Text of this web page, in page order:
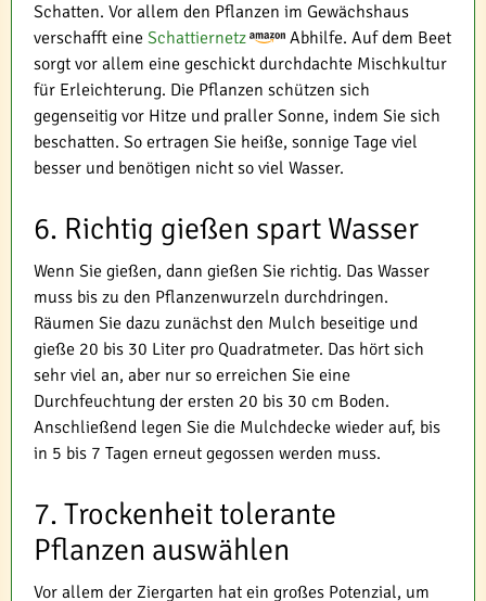
Schatten. Vor allem den Pflanzen im Gewächshaus
verschafft eine Schattiernetz
Abhilfe. Auf dem Beet
sorgt vor allem eine geschickt durchdachte Mischkultur
für Erleichterung. Die Pflanzen schützen sich
gegenseitig vor Hitze und praller Sonne, indem Sie sich
beschatten. So ertragen Sie heiße, sonnige Tage viel
besser und benötigen nicht so viel Wasser.
6. Richtig gießen spart Wasser
Wenn Sie gießen, dann gießen Sie richtig. Das Wasser
muss bis zu den Pflanzenwurzeln durchdringen.
Räumen Sie dazu zunächst den Mulch beseitige und
gieße 20 bis 30 Liter pro Quadratmeter. Das hört sich
sehr viel an, aber nur so erreichen Sie eine
Durchfeuchtung der ersten 20 bis 30 cm Boden.
Anschließend legen Sie die Mulchdecke wieder auf, bis
in 5 bis 7 Tagen erneut gegossen werden muss.
7. Trockenheit tolerante
Pflanzen auswählen
Vor allem der Ziergarten hat ein großes Potenzial, um